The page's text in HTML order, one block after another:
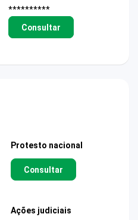
**********
Consultar
Protesto nacional
Consultar
Ações judiciais